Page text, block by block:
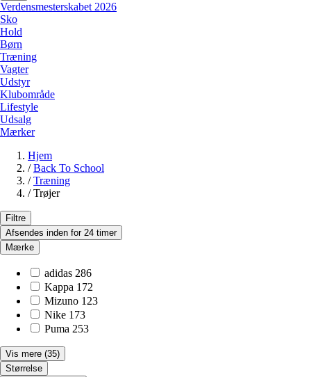
Verdensmesterskabet 2026
Sko
Hold
Børn
Træning
Vagter
Udstyr
Klubområde
Lifestyle
Udsalg
Mærker
Hjem
/ Back To School
/ Træning
/ Trøjer
Filtre
Afsendes inden for 24 timer
Mærke
adidas 286
Kappa 172
Mizuno 123
Nike 173
Puma 253
Vis mere (35)
Størrelse